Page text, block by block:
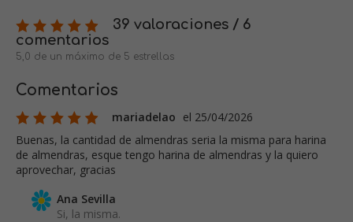
39 valoraciones / 6
comentarios
5,0 de un máximo de 5 estrellas
Comentarios
mariadelao el 25/04/2026
Buenas, la cantidad de almendras seria la misma para harina
de almendras, esque tengo harina de almendras y la quiero
aprovechar, gracias
Ana Sevilla
Si, la misma.